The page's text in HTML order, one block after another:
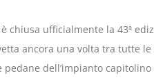
è chiusa ufficialmente la 43ª
ancora una volta tra tutte
pedane dell’impianto